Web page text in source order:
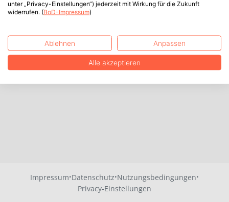
Impressum·Datenschutz·Nutzungsbedingungen·
Privacy-Einstellungen
unter „Privacy-Einstellungen“) jederzeit mit Wirkung für die Zukunft
widerrufen. (BoD-Impressum)
Ablehnen Anpassen
Alle akzeptieren